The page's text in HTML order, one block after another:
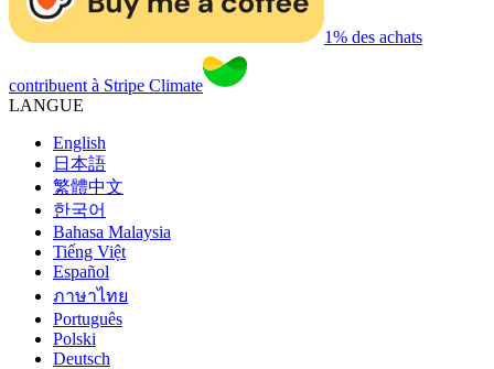
1% des achats
contribuent à Stripe Climate
LANGUE
English
日本語
繁體中文
한국어
Bahasa Malaysia
Tiếng Việt
Español
ภาษาไทย
Português
Polski
Deutsch